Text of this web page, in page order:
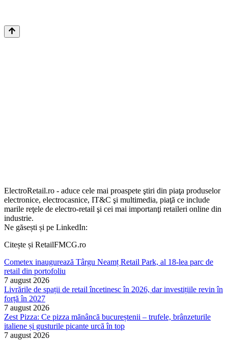
ElectroRetail.ro - aduce cele mai proaspete ştiri din piaţa produselor
electronice, electrocasnice, IT&C şi multimedia, piaţă ce include
marile reţele de electro-retail şi cei mai importanţi retaileri online din
industrie.
Ne găsești și pe LinkedIn:
Citește și RetailFMCG.ro
Cometex inaugurează Târgu Neamț Retail Park, al 18-lea parc de
retail din portofoliu
7 august 2026
Livrările de spații de retail încetinesc în 2026, dar investițiile revin în
forță în 2027
7 august 2026
Zest Pizza: Ce pizza mănâncă bucureștenii – trufele, brânzeturile
italiene și gusturile picante urcă în top
7 august 2026